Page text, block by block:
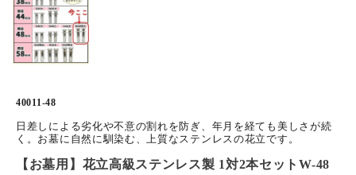
プライバシーポリシー
特定商取引法について
40011-48
日差しによる劣化や不意の割れを防ぎ、年月を経ても美しさが続
く。お墓に自然に馴染む、上質なステンレスの花立です。
【お墓用】花立高級ステンレス製 1対2本セットW-48